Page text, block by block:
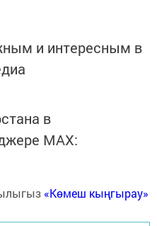
и интересным в
в
MАХ:
«Көмеш кыңгырау»